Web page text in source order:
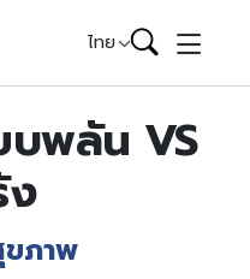
ไทย
บพลัน VS
ง
ภาพ